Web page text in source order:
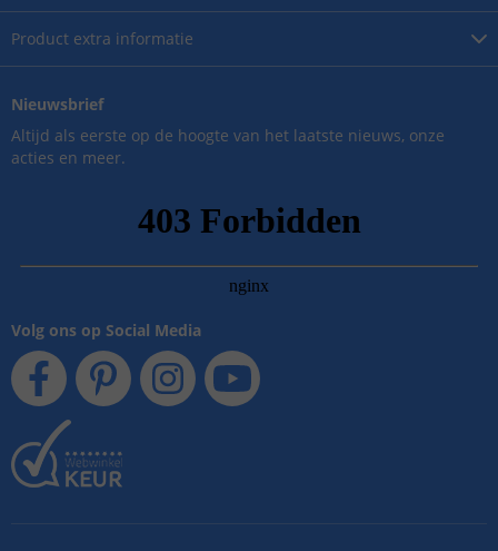
Product extra informatie
Nieuwsbrief
Altijd als eerste op de hoogte van het laatste nieuws, onze
acties en meer.
Volg ons op Social Media